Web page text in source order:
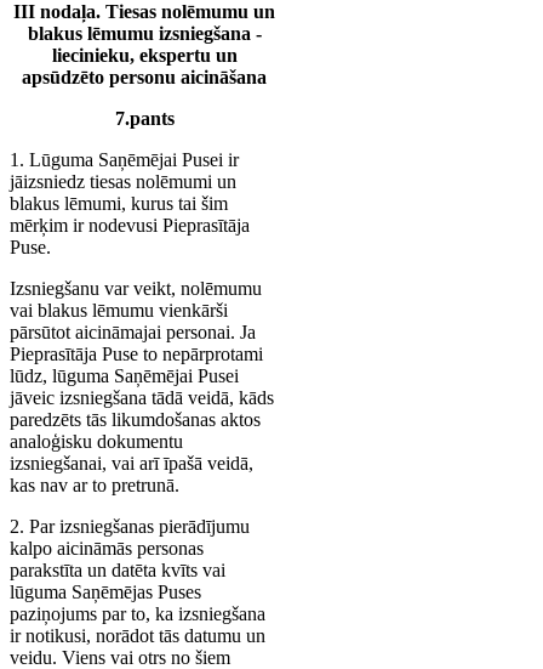
III nodaļa. Tiesas nolēmumu un
blakus lēmumu izsniegšana -
liecinieku, ekspertu un
apsūdzēto personu aicināšana
7.pants
1. Lūguma Saņēmējai Pusei ir
jāizsniedz tiesas nolēmumi un
blakus lēmumi, kurus tai šim
mērķim ir nodevusi Pieprasītāja
Puse.
Izsniegšanu var veikt, nolēmumu
vai blakus lēmumu vienkārši
pārsūtot aicināmajai personai. Ja
Pieprasītāja Puse to nepārprotami
lūdz, lūguma Saņēmējai Pusei
jāveic izsniegšana tādā veidā, kāds
paredzēts tās likumdošanas aktos
analoģisku dokumentu
izsniegšanai, vai arī īpašā veidā,
kas nav ar to pretrunā.
2. Par izsniegšanas pierādījumu
kalpo aicināmās personas
parakstīta un datēta kvīts vai
lūguma Saņēmējas Puses
paziņojums par to, ka izsniegšana
ir notikusi, norādot tās datumu un
veidu. Viens vai otrs no šiem